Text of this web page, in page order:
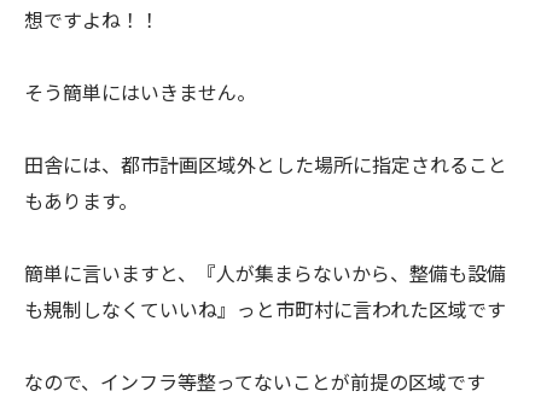
想ですよね！！
そう簡単にはいきません。
田舎には、都市計画区域外とした場所に指定されること
もあります。
簡単に言いますと、『人が集まらないから、整備も設備
も規制しなくていいね』っと市町村に言われた区域です
なので、インフラ等整ってないことが前提の区域です